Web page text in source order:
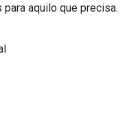
aquilo que precisa.